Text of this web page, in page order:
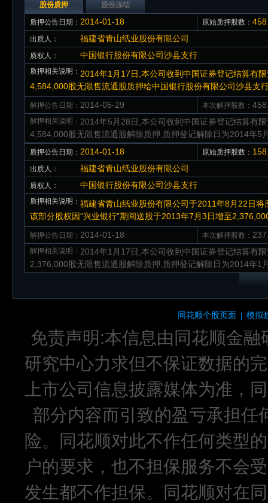
股份质押 股份冻结
质押公告日期： 2014-01-18 原始质押股数：
出质人： 福建省青山纸业股份有限公司
质权人： 中国银行股份有限公司沙县支行
质押相关说明： 2014年1月17日,本公司收到中国证券登记结算有
4,584,000股无限售流通股质押给中国银行股份有限公司沙县支
解押公告日期： 2014-05-29 本次解押股数：
解押相关说明： 2014年5月28日,本公司收到中国证券登记结算有
4,584,000股无限售流通股解除质押,质押登记解除日为2014年5
质押公告日期： 2014-01-18 原始质押股数：
出质人： 福建省青山纸业股份有限公司
质权人： 中国银行股份有限公司沙县支行
质押相关说明： 福建省青山纸业股份有限公司于2011年8月22日
该部分股权因“兴业银行”期间送股于2013年7月3日增至
解押公告日期： 2014-01-18 本次解押股数：
解押相关说明： 2014年1月17日,本公司收到中国证券登记结算有
2,376,000股无限售流通股解除质押,质押登记解除日为2014年1
同花顺个股页面 模拟
免责声明:本信息由同花顺金
研究中心力求但不保证数据的
上市公司信息披露媒体为准，
部分内容而引致的盈亏承担任
险。同花顺对此不作任何类型
户的要求，也不担保服务不会
发生都不作担保。同花顺对在